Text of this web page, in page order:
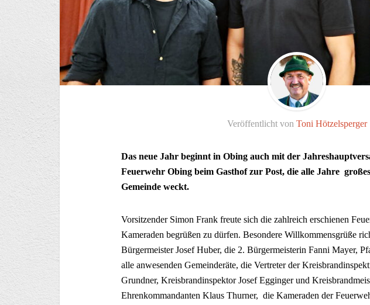
Veröffentlicht von Toni Hötzelsperger
Das neue Jahr beginnt in Obing auch mit der
Feuerwehr Obing beim Gasthof zur Post, die alle Jahre
Gemeinde weckt.
Vorsitzender Simon Frank freute sich die zahlreich erschienen
Kameraden begrüßen zu dürfen. Besondere Willkommensgrüße
Bürgermeister Josef Huber, die 2. Bürgermeisterin Fanni Mayer,
alle anwesenden Gemeinderäte, die Vertreter der
Grundner, Kreisbrandinspektor Josef Egginger und
Ehrenkommandanten Klaus Thurner, die Kameraden der